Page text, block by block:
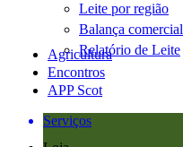
Leite por região
Balança comercial
Relatório de Leite
Agricultura
Encontros
APP Scot
Serviços